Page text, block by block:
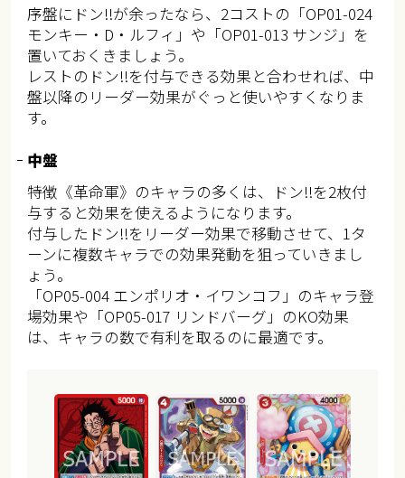
序盤にドン!!が余ったなら、2コストの「OP01-024
モンキー・D・ルフィ」や「OP01-013 サンジ」を
置いておくきましょう。
レストのドン!!を付与できる効果と合わせれば、中
盤以降のリーダー効果がぐっと使いやすくなりま
す。
中盤
特徴《革命軍》のキャラの多くは、ドン!!を2枚付
与すると効果を使えるようになります。
付与したドン!!をリーダー効果で移動させて、1タ
ーンに複数キャラでの効果発動を狙っていきまし
ょう。
「OP05-004 エンポリオ・イワンコフ」のキャラ登
場効果や「OP05-017 リンドバーグ」のKO効果
は、キャラの数で有利を取るのに最適です。